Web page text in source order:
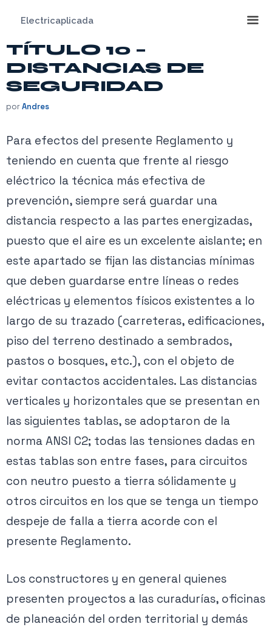
contenido
Electricaplicada
TÍTULO 10 –
DISTANCIAS DE
SEGURIDAD
porAndres
Para efectos del presente Reglamento y
teniendo en cuenta que frente al riesgo
eléctrico la técnica más efectiva de
prevención, siempre será guardar una
distancia respecto a las partes energizadas,
puesto que el aire es un excelente aislante; en
este apartado se fijan las distancias mínimas
que deben guardarse entre líneas o redes
eléctricas y elementos físicos existentes a lo
largo de su trazado (carreteras, edificaciones,
piso del terreno destinado a sembrados,
pastos o bosques, etc.), con el objeto de
evitar contactos accidentales. Las distancias
verticales y horizontales que se presentan en
las siguientes tablas, se adoptaron de la
norma ANSI C2; todas las tensiones dadas en
estas tablas son entre fases, para circuitos
con neutro puesto a tierra sólidamente y
otros circuitos en los que se tenga un tiempo
despeje de falla a tierra acorde con el
presente Reglamento.
Los constructores y en general quienes
presenten proyectos a las curadurías, oficinas
de planeación del orden territorial y demás